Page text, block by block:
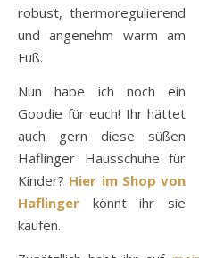
robust, thermoregulierend
und angenehm warm am
Fuß.
Nun habe ich noch ein
Goodie für euch! Ihr hättet
auch gern diese süßen
Haflinger Hausschuhe für
Kinder? Hier im Shop von
Haflinger könnt ihr sie
kaufen.